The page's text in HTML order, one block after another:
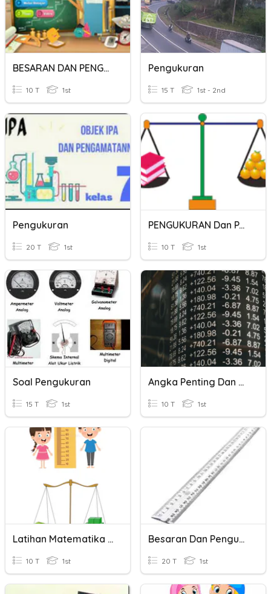
BESARAN DAN PENGUKURAN
10 T 1st
Pengukuran
15 T 1st - 2nd
Pengukuran
20 T 1st
PENGUKURAN Dan PANJANG
10 T 1st
Soal Pengukuran
15 T 1st
Angka Penting Dan Pengukuran
10 T 1st
Latihan Matematika Pengukuran Berat Dan Pengukuran Panjang
10 T 1st
Besaran Dan Pengukuran
20 T 1st